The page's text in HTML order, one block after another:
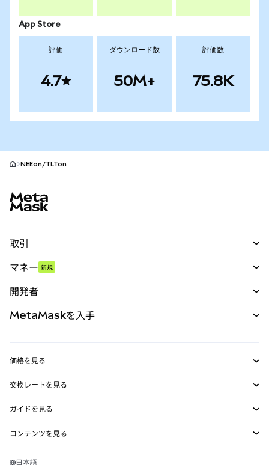
App Store
評価
4.7
ダウンロード数
50M+
評価数
75.8K
NEEon/TLTon
取引
パーペチュアル
RWA
マネー 新規
開発者
MetaMask Connect
Snaps
Web3サービス
MetaMaskを入手
セキュリティ
サポート
キャリア
価格を見る
イーサリアムの価格
Solanaの価格
Tetherの価格
交換レートを見る
ETH→USD
USDT→INR
ガイドを見る
ETHの購入
コンテンツを見る
Solanaウォレット
日本語